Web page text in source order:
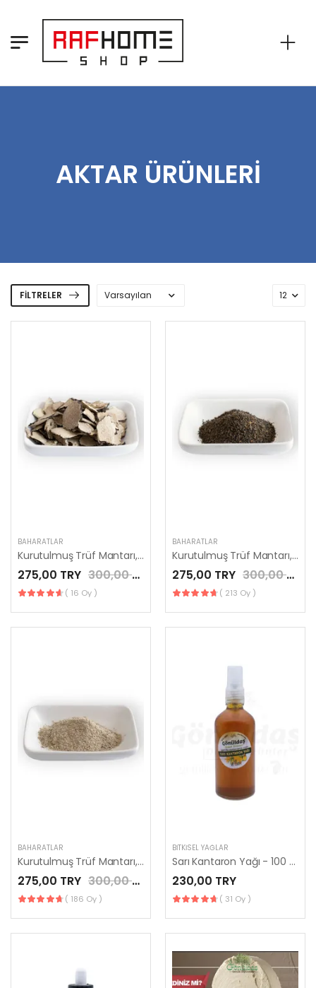
AKTAR ÜRÜNLERI
FILTRELER
BAHARATLAR
Kurutulmuş Trüf Mantarı, Dilimli
275,00 TRY 300,00 TRY
( 16 Oy )
BAHARATLAR
Kurutulmuş Trüf Mantarı, Granül
275,00 TRY 300,00 TRY
( 213 Oy )
BAHARATLAR
Kurutulmuş Trüf Mantarı, Toz
275,00 TRY 300,00 TRY
( 186 Oy )
BITKISEL YAĞLAR
Sarı Kantaron Yağı - 100 ml
230,00 TRY
( 31 Oy )